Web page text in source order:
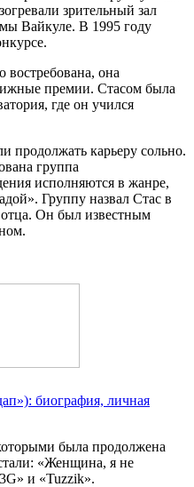
зрительный зал
Вайкуле. В 1995 году
востребована, она
премии. Стасом была
где он учился
продолжать карьеру сольно.
группа
исполняются в жанре,
Группу назвал Стас в
Он был известным
биография, личная
была продолжена
«Женщина, я не
и «Tuzzik».